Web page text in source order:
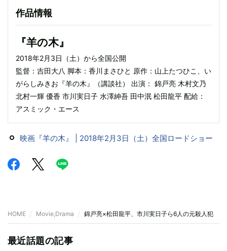
作品情報
『羊の木』
2018年2月3日（土）から全国公開
監督：吉田大八 脚本：香川まさひと 原作：山上たつひこ、い
がらしみきお『羊の木』（講談社） 出演： 錦戸亮 木村文乃
北村一輝 優香 市川実日子 水澤紳吾 田中泯 松田龍平 配給：
アスミック・エース
映画『羊の木』 | 2018年2月3日（土）全国ロードショー
HOME Movie,Drama 錦戸亮×松田龍平、市川実日子ら6人の元殺人犯 吉
最近話題の記事